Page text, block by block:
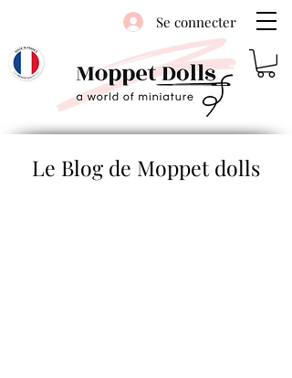
Se connecter
Le Blog de Moppet dolls